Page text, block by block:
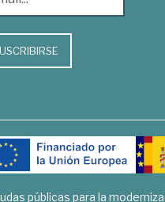
públicas para la